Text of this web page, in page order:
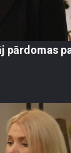
pārdomas